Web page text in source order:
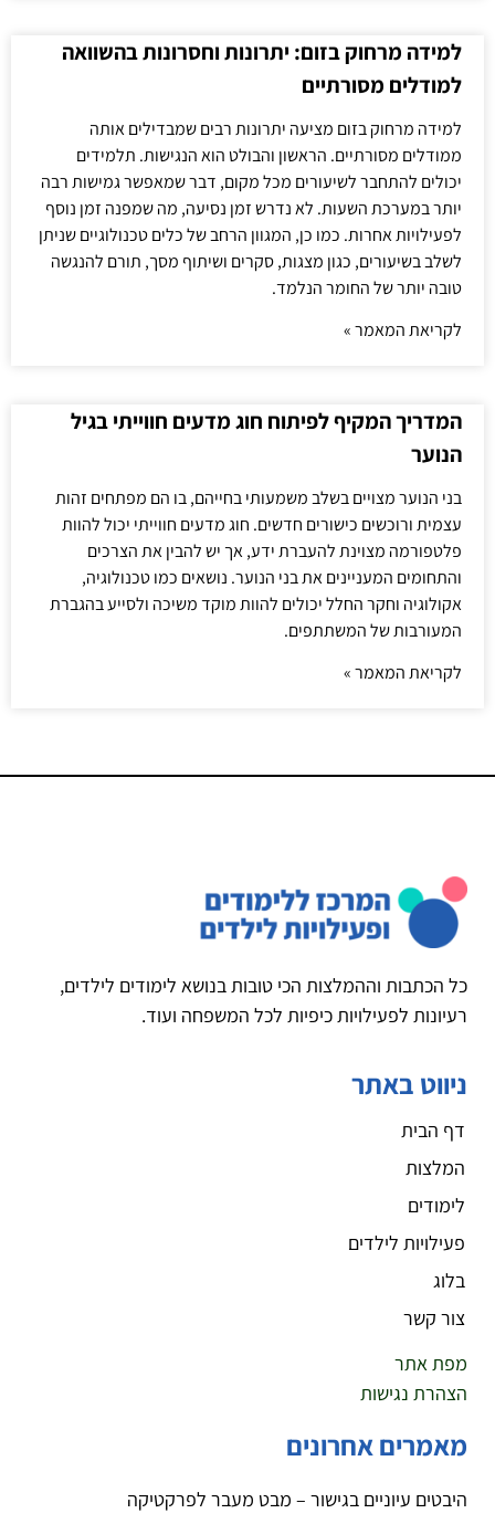
למידה מרחוק בזום: יתרונות וחסרונות בהשוואה
למודלים מסורתיים
למידה מרחוק בזום מציעה יתרונות רבים שמבדילים אותה
ממודלים מסורתיים. הראשון והבולט הוא הנגישות. תלמידים
יכולים להתחבר לשיעורים מכל מקום, דבר שמאפשר גמישות רבה
יותר במערכת השעות. לא נדרש זמן נסיעה, מה שמפנה זמן נוסף
לפעילויות אחרות. כמו כן, המגוון הרחב של כלים טכנולוגיים שניתן
לשלב בשיעורים, כגון מצגות, סקרים ושיתוף מסך, תורם להנגשה
טובה יותר של החומר הנלמד.
לקריאת המאמר »
המדריך המקיף לפיתוח חוג מדעים חווייתי בגיל
הנוער
בני הנוער מצויים בשלב משמעותי בחייהם, בו הם מפתחים זהות
עצמית ורוכשים כישורים חדשים. חוג מדעים חווייתי יכול להוות
פלטפורמה מצוינת להעברת ידע, אך יש להבין את הצרכים
והתחומים המעניינים את בני הנוער. נושאים כמו טכנולוגיה,
אקולוגיה וחקר החלל יכולים להוות מוקד משיכה ולסייע בהגברת
המעורבות של המשתתפים.
לקריאת המאמר »
כל הכתבות וההמלצות הכי טובות בנושא לימודים לילדים,
רעיונות לפעילויות כיפיות לכל המשפחה ועוד.
ניווט באתר
דף הבית
המלצות
לימודים
פעילויות לילדים
בלוג
צור קשר
מפת אתר
הצהרת נגישות
מאמרים אחרונים
היבטים עיוניים בגישור – מבט מעבר לפרקטיקה